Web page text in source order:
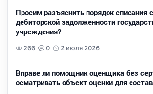
Просим разъяснить порядок списания
дебиторской задолженности
учреждения?
266 0 2 июля 2026
Вправе ли помощник оценщика без
осматривать объект оценки для